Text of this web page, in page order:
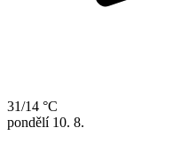
31/14 °C
pondělí 10. 8.